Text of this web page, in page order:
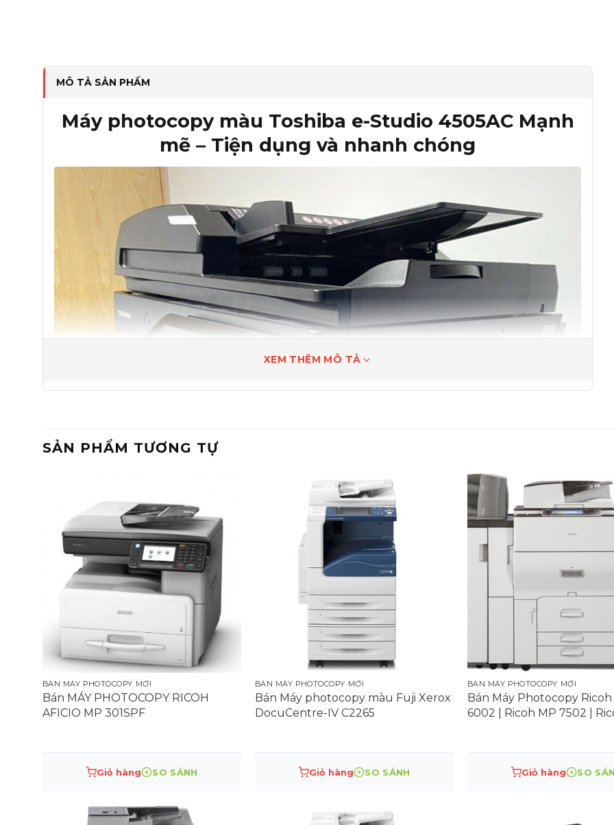
MÔ TẢ SẢN PHẨM
Máy photocopy màu Toshiba e-Studio 4505AC Mạnh
mẽ – Tiện dụng và nhanh chóng
XEM THÊM MÔ TẢ
SẢN PHẨM TƯƠNG TỰ
BÁN MÁY PHOTOCOPY MỚI
Bán MÁY PHOTOCOPY RICOH
AFICIO MP 301SPF
Giỏ hàng SO SÁNH
BÁN MÁY PHOTOCOPY MỚI
Bán Máy photocopy màu Fuji Xerox
DocuCentre-IV C2265
Giỏ hàng SO SÁNH
BÁN MÁY PHOTOCOPY MỚI
Bán Máy Photocopy Ricoh
6002 | Ricoh MP 7502 |
Giỏ hàng SO